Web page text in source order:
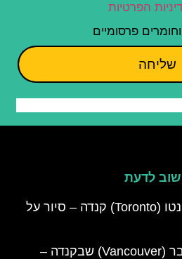
הפרטיות
פרסומיים
שליחה
לדעת
סיורים חינמיים בטורונטו (Toronto) קנדה – סיור על
סיורים חינמיים בונקובר (Vancouver) שבקנדה –